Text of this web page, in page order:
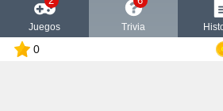
Juegos Trivia
0